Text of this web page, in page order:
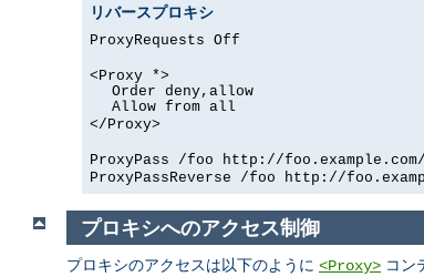
リバースプロキシ
ProxyRequests Off
<Proxy *>
Order deny,allow
Allow from all
</Proxy>
ProxyPass /foo http://
ProxyPassReverse /foo http://
プロキシへのアクセス制御
プロキシのアクセスは以下のように <Proxy> コン